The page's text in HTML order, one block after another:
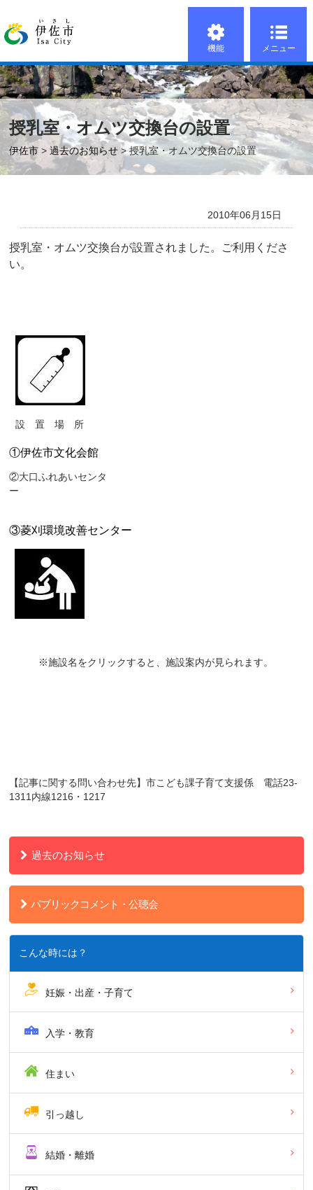
機能 メニュー
授乳室・オムツ交換台の設置
伊佐市 >過去のお知らせ > 授乳室・オムツ交換台の設置
2010年06月15日
授乳室・オムツ交換台が設置されました。ご利用くださ
い。
設 置 場 所
①伊佐市文化会館
②大口ふれあいセンタ
③菱刈環境改善センター
※施設名をクリックすると、施設案内が見られます。
【記事に関する問い合わせ先】市こども課子育て支援係 電話23-
1311内線1216・1217
過去のお知らせ
パブリックコメント・公聴会
こんな時には？
妊娠・出産・子育て
入学・教育
住まい
引っ越し
結婚・離婚